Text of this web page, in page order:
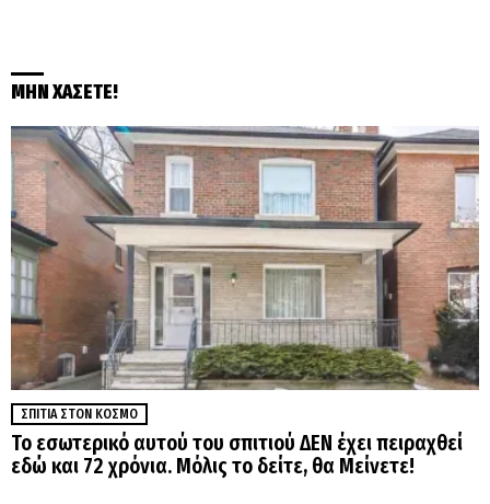
ΜΗΝ ΧΑΣΕΤΕ!
ΣΠΊΤΙΑ ΣΤΟΝ ΚΌΣΜΟ
Το εσωτερικό αυτού του σπιτιού ΔΕΝ έχει πειραχθεί
εδώ και 72 χρόνια. Μόλις το δείτε, θα Μείνετε!